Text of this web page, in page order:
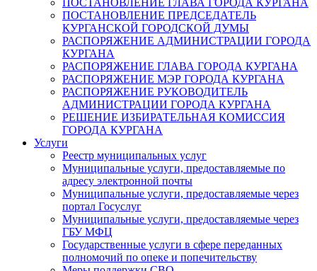
ПОСТАНОВЛЕНИЕ ГЛАВА ГОРОДА КУРГАНА
ПОСТАНОВЛЕНИЕ ПРЕДСЕДАТЕЛЬ
КУРГАНСКОЙ ГОРОДСКОЙ ДУМЫ
РАСПОРЯЖЕНИЕ АДМИНИСТРАЦИИ ГОРОДА
КУРГАНА
РАСПОРЯЖЕНИЕ ГЛАВА ГОРОДА КУРГАНА
РАСПОРЯЖЕНИЕ МЭР ГОРОДА КУРГАНА
РАСПОРЯЖЕНИЕ РУКОВОДИТЕЛЬ
АДМИНИСТРАЦИИ ГОРОДА КУРГАНА
РЕШЕНИЕ ИЗБИРАТЕЛЬНАЯ КОМИССИЯ
ГОРОДА КУРГАНА
Услуги
Реестр муниципальных услуг
Муниципальные услуги, предоставляемые по
адресу электронной почты
Муниципальные услуги, предоставляемые через
портал Госуслуг
Муниципальные услуги, предоставляемые через
ГБУ МФЦ
Государственные услуги в сфере переданных
полномочий по опеке и попечительству